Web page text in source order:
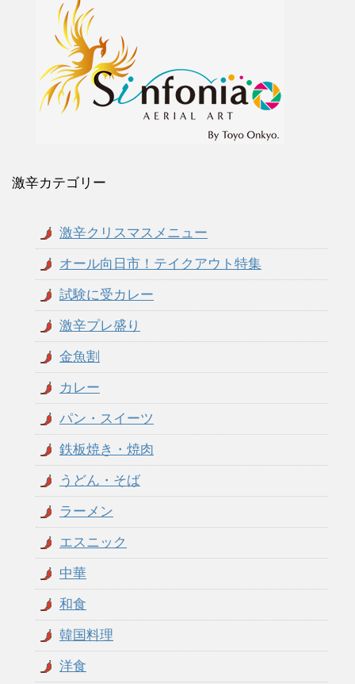
激辛カテゴリー
激辛クリスマスメニュー
オール向日市！テイクアウト特集
試験に受カレー
激辛プレ盛り
金魚割
カレー
パン・スイーツ
鉄板焼き・焼肉
うどん・そば
ラーメン
エスニック
中華
和食
韓国料理
洋食